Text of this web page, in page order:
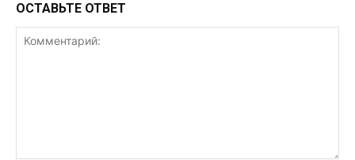
ОСТАВЬТЕ ОТВЕТ